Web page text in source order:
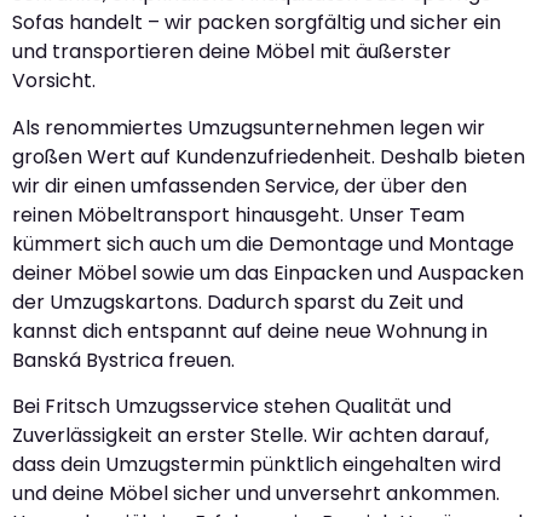
Sofas handelt – wir packen sorgfältig und sicher ein
und transportieren deine Möbel mit äußerster
Vorsicht.
Als renommiertes Umzugsunternehmen legen wir
großen Wert auf Kundenzufriedenheit. Deshalb bieten
wir dir einen umfassenden Service, der über den
reinen Möbeltransport hinausgeht. Unser Team
kümmert sich auch um die Demontage und Montage
deiner Möbel sowie um das Einpacken und Auspacken
der Umzugskartons. Dadurch sparst du Zeit und
kannst dich entspannt auf deine neue Wohnung in
Banská Bystrica freuen.
Bei Fritsch Umzugsservice stehen Qualität und
Zuverlässigkeit an erster Stelle. Wir achten darauf,
dass dein Umzugstermin pünktlich eingehalten wird
und deine Möbel sicher und unversehrt ankommen.